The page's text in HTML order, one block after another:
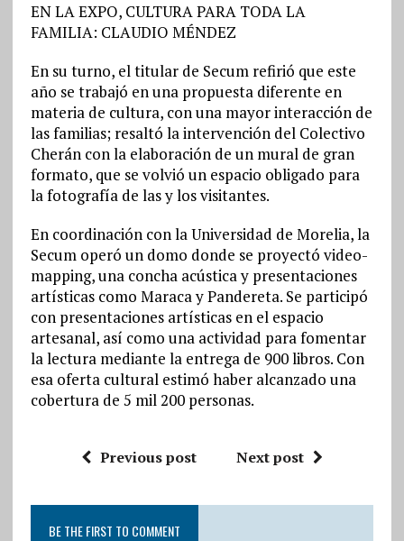
EN LA EXPO, CULTURA PARA TODA LA
FAMILIA: CLAUDIO MÉNDEZ
En su turno, el titular de Secum refirió que este
año se trabajó en una propuesta diferente en
materia de cultura, con una mayor interacción de
las familias; resaltó la intervención del Colectivo
Cherán con la elaboración de un mural de gran
formato, que se volvió un espacio obligado para
la fotografía de las y los visitantes.
En coordinación con la Universidad de Morelia, la
Secum operó un domo donde se proyectó video-
mapping, una concha acústica y presentaciones
artísticas como Maraca y Pandereta. Se participó
con presentaciones artísticas en el espacio
artesanal, así como una actividad para fomentar
la lectura mediante la entrega de 900 libros. Con
esa oferta cultural estimó haber alcanzado una
cobertura de 5 mil 200 personas.
Previous post Next post
BE THE FIRST TO COMMENT